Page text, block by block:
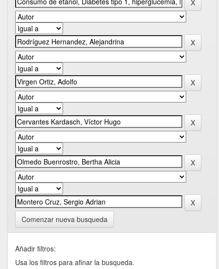
Comenzar nueva busqueda
Añadir filtros:
Usa los filtros para afinar la busqueda.